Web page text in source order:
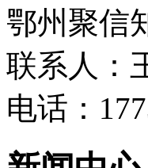
鄂州聚信
联系人：
电话：